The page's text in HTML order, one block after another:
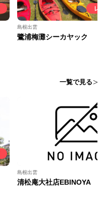
レ
島根出雲
鷺浦梅灘シーカヤック
一覧で見る
島根出雲
清松庵大社店EBINOYA